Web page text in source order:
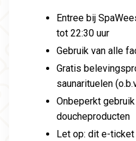
Entree bij
tot 22:30 uur
Gebruik van alle
Gratis
saunarituelen
Onbeperkt
doucheproducten
Let op: dit e-